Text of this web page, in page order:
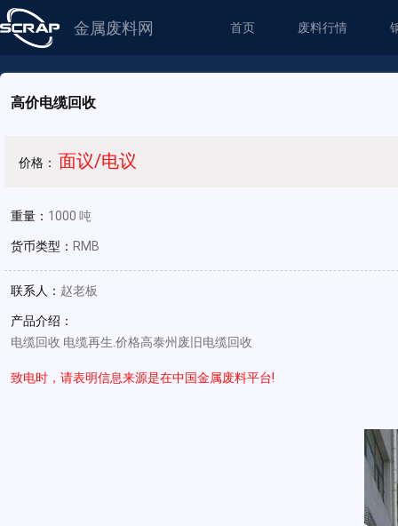
金属废料网 首页 废料行情
高价电缆回收
价格： 面议/电议
重量： 1000 吨
货币类型： RMB
联系人： 赵老板
产品介绍：
电缆回收 电缆再生.价格高泰州废旧电缆回收
致电时，请表明信息来源是在中国金属废料平台!